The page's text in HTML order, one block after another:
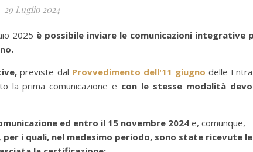
29 Luglio 2024
2025 è possibile inviare le comunicazioni integrative
previste dal Provvedimento dell'11 giugno delle
la prima comunicazione e con le stesse modalità
ed entro il 15 novembre 2024 e, comunque,
per i quali, nel medesimo periodo, sono state ricevute le